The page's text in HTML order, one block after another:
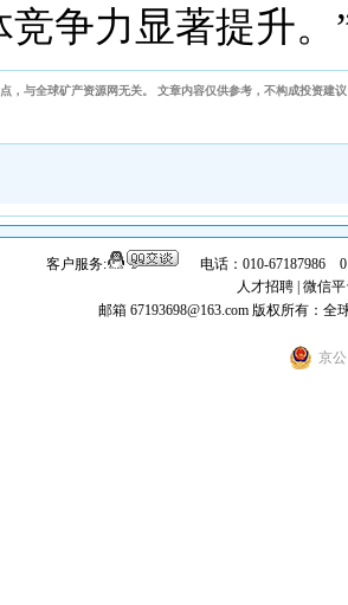
竞争力显著提升
，与全球矿产资源网无关。 文章内容仅供参考，不构成投资建
客户服务:
电话：010-67187986
人才招聘 微信
邮箱 67193698@163.com 版权所有：全
京公